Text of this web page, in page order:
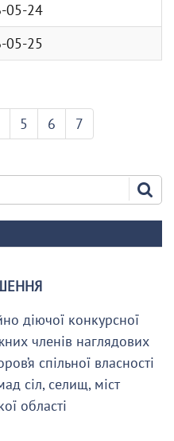
05-24
05-25
5 6 7
діючої конкурсної
членів наглядових
спільної власності
сіл, селищ, міст
області